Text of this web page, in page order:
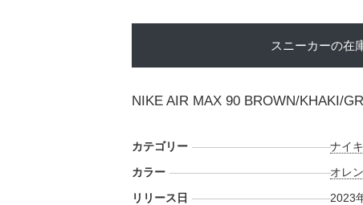
スニーカーの在
NIKE AIR MAX 90 BROWN/KHAKI/
カテゴリー ナイキ
カラー
オレ
リリース日
2023